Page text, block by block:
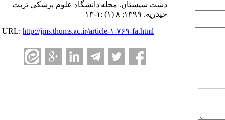
دشت سیستان. مجله دانشگاه علوم پزشکی تربت
حیدریه. ۱۳۹۹; ۸ (۱) :۱-۱۳
URL: http://jms.thums.ac.ir/article-۱-۷۶۹-fa.html